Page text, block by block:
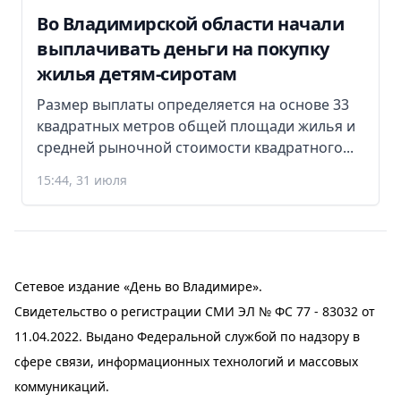
Во Владимирской области начали
выплачивать деньги на покупку
жилья детям-сиротам
Размер выплаты определяется на основе 33
квадратных метров общей площади жилья и
средней рыночной стоимости квадратного...
15:44, 31 июля
Сетевое издание «День во Владимире».
Свидетельство о регистрации СМИ ЭЛ № ФС 77 - 83032 от
11.04.2022. Выдано Федеральной службой по надзору в
сфере связи, информационных технологий и массовых
коммуникаций.